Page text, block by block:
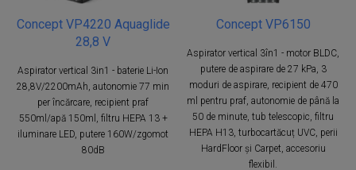
Concept VP4220 Aquaglide
28,8 V
Aspirator vertical 3in1 - baterie Li-Ion
28,8V/2200mAh, autonomie 77 min
per încărcare, recipient praf
550ml/apă 150ml, filtru HEPA 13 +
iluminare LED, putere 160W/zgomot
80dB
Concept VP6150
Aspirator vertical 3în1 - motor BLDC,
putere de aspirare de 27 kPa, 3
moduri de aspirare, recipient de 470
ml pentru praf, autonomie de până la
50 de minute, tub telescopic, filtru
HEPA H13, turbocartăcuț UVC, perii
HardFloor și Carpet, accesoriu
flexibil.